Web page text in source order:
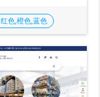
红色,橙色,蓝色